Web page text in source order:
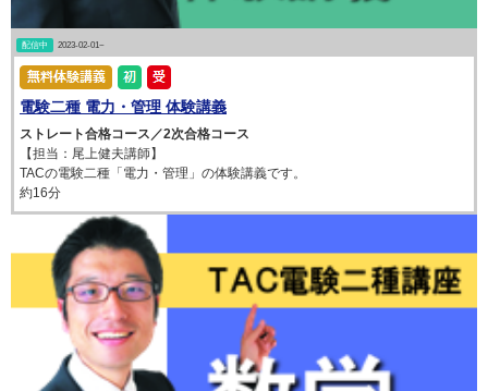
配信中 2023-02-01~
電験二種 電力・管理 体験講義
ストレート合格コース／2次合格コース
【担当：尾上健夫講師】
TACの電験二種「電力・管理」の体験講義です。
約16分